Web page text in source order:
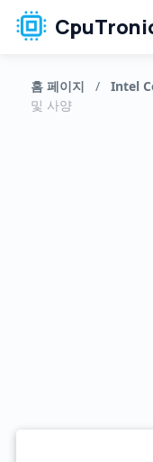
홈 페이지 / Intel
및 사양